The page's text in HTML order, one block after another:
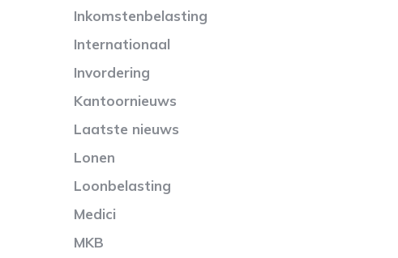
Inkomstenbelasting
Internationaal
Invordering
Kantoornieuws
Laatste nieuws
Lonen
Loonbelasting
Medici
MKB